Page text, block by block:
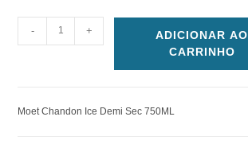
- +
ADICIONAR AO
CARRINHO
Moet Chandon Ice Demi Sec 750ML